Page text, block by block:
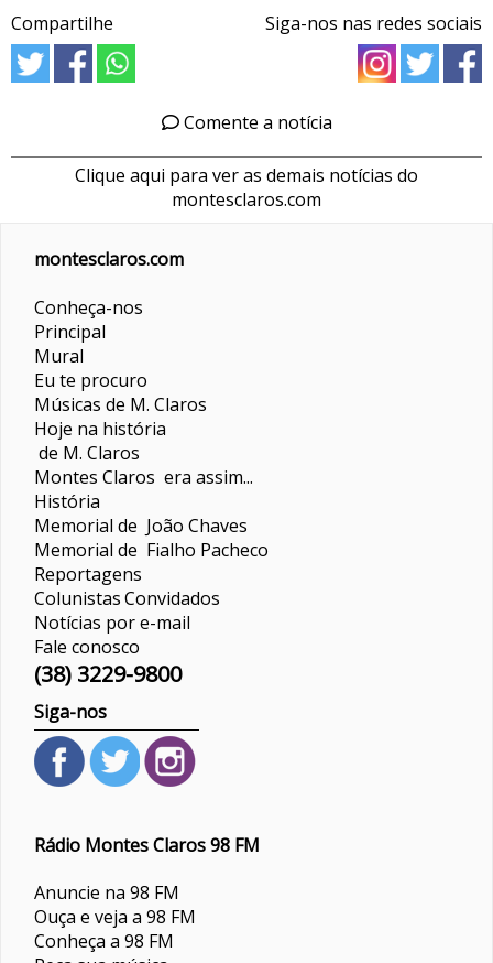
Compartilhe Siga-nos nas redes sociais
Comente a notícia
Clique aqui para ver as demais notícias do
montesclaros.com
montesclaros.com
Conheça-nos
Principal
Mural
Eu te procuro
Músicas de M. Claros
Hoje na história
de M. Claros
Montes Claros era assim...
História
Memorial de João Chaves
Memorial de Fialho Pacheco
Reportagens
ColunistasConvidados
Notícias por e-mail
Fale conosco
(38) 3229-9800
Siga-nos
Rádio Montes Claros 98 FM
Anuncie na 98 FM
Ouça e veja a 98 FM
Conheça a 98 FM